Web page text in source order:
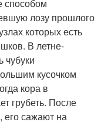
способом
лозу прошлого
которых есть
В летне-
чубуки
кусочком
кора в
грубеть. После
его сажают на